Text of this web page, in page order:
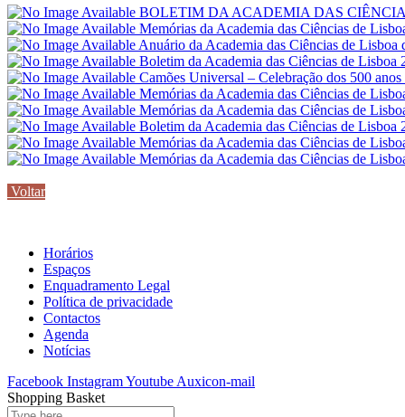
BOLETIM DA ACADEMIA DAS
Memórias da Academia das Ciências de
Anuário da Academia das Ciências de Lisboa
Boletim da Academia das Ciências de Lisboa
Camões Universal – Celebração dos 500
Memórias da Academia das Ciências de
Memórias da Academia das Ciências de
Boletim da Academia das Ciências de Lisboa
Memórias da Academia das Ciências de
Memórias da Academia das Ciências de
Voltar
Horários
Espaços
Enquadramento Legal
Política de privacidade
Contactos
Agenda
Notícias
Facebook InstagramYoutube Auxicon-mail
Shopping Basket